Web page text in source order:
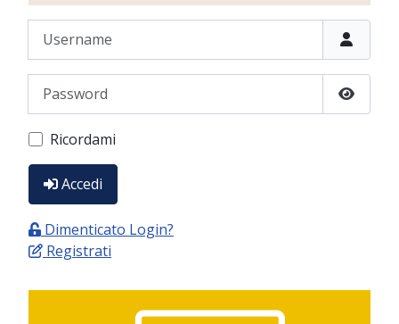
Username
Password
Show
Ricordami
Accedi
Dimenticato Login?
Registrati